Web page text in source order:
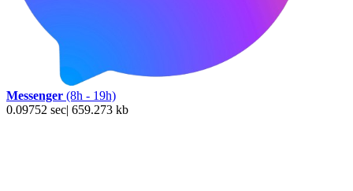
Messenger (8h - 19h)
0.09752 sec| 659.273 kb